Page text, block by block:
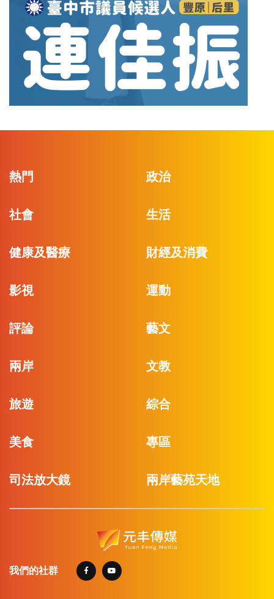
熱門 政治
社會 生活
健康及醫療 財經及消費
影視 運動
評論 藝文
兩岸 文教
旅遊 綜合
美食 專區
司法放大鏡 兩岸藝苑天地
我們的社群